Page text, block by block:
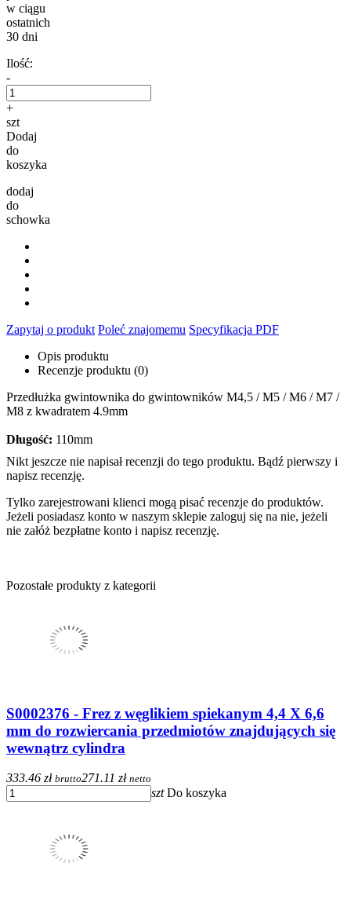
w ciągu
ostatnich
30 dni
Ilość:
-
+
szt
Dodaj
do
koszyka
dodaj
do
schowka
Zapytaj o produkt Poleć znajomemu Specyfikacja PDF
Opis produktu
Recenzje produktu (0)
Przedłużka gwintownika do gwintowników M4,5 / M5 / M6 / M7 /
M8 z kwadratem 4.9mm
Długość: 110mm
Nikt jeszcze nie napisał recenzji do tego produktu. Bądź pierwszy i
napisz recenzję.
Tylko zarejestrowani klienci mogą pisać recenzje do produktów.
Jeżeli posiadasz konto w naszym sklepie zaloguj się na nie, jeżeli
nie załóż bezpłatne konto i napisz recenzję.
Pozostałe produkty z kategorii
S0002376 - Frez z węglikiem spiekanym 4,4 X 6,6
mm do rozwiercania przedmiotów znajdujących się
wewnątrz cylindra
333.46 zł brutto271.11 zł netto
szt Do koszyka